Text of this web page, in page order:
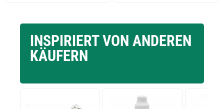
INSPIRIERT VON ANDEREN
KÄUFERN